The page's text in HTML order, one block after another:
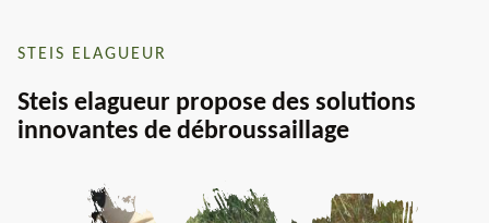
STEIS ELAGUEUR
Steis elagueur propose des solutions
innovantes de débroussaillage